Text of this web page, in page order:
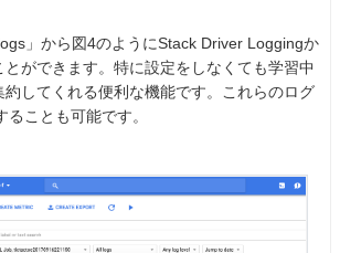
」から図4のようにStack Driver Loggingか
とができます。特に設定をしなくても学習中
してくれる便利な機能です。これらのログ
ることも可能です。